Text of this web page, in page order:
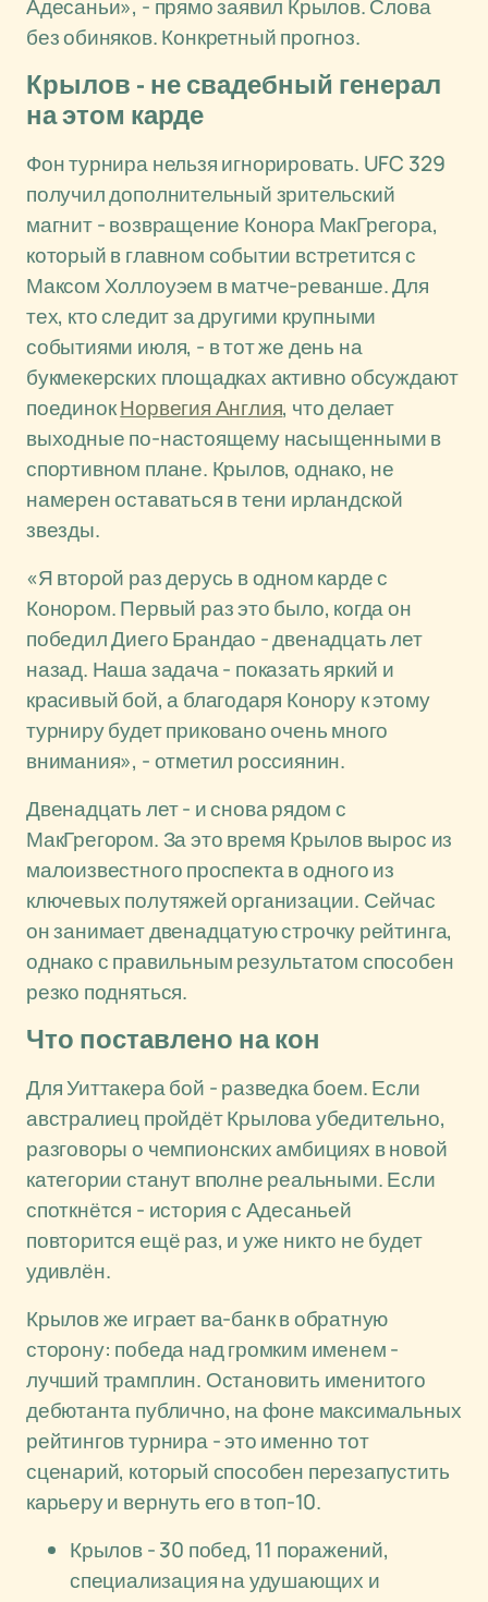
Адесаньи», - прямо заявил Крылов. Слова
без обиняков. Конкретный прогноз.
Крылов - не свадебный генерал
на этом карде
Фон турнира нельзя игнорировать. UFC 329
получил дополнительный зрительский
магнит - возвращение Конора МакГрегора,
который в главном событии встретится с
Максом Холлоуэем в матче-реванше. Для
тех, кто следит за другими крупными
событиями июля, - в тот же день на
букмекерских площадках активно обсуждают
поединокНорвегия Англия, что делает
выходные по-настоящему насыщенными в
спортивном плане. Крылов, однако, не
намерен оставаться в тени ирландской
звезды.
«Я второй раз дерусь в одном карде с
Конором. Первый раз это было, когда он
победил Диего Брандао - двенадцать лет
назад. Наша задача - показать яркий и
красивый бой, а благодаря Конору к этому
турниру будет приковано очень много
внимания», - отметил россиянин.
Двенадцать лет - и снова рядом с
МакГрегором. За это время Крылов вырос из
малоизвестного проспекта в одного из
ключевых полутяжей организации. Сейчас
он занимает двенадцатую строчку рейтинга,
однако с правильным результатом способен
резко подняться.
Что поставлено на кон
Для Уиттакера бой - разведка боем. Если
австралиец пройдёт Крылова убедительно,
разговоры о чемпионских амбициях в новой
категории станут вполне реальными. Если
споткнётся - история с Адесаньей
повторится ещё раз, и уже никто не будет
удивлён.
Крылов же играет ва-банк в обратную
сторону: победа над громким именем -
лучший трамплин. Остановить именитого
дебютанта публично, на фоне максимальных
рейтингов турнира - это именно тот
сценарий, который способен перезапустить
карьеру и вернуть его в топ-10.
Крылов - 30 побед, 11 поражений,
специализация на удушающих и